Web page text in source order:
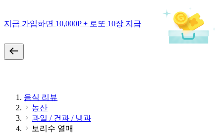
지금 가입하면 10,000P + 로또 10장 지급
음식 리뷰
농산
과일 / 건과 / 냉과
보리수 열매